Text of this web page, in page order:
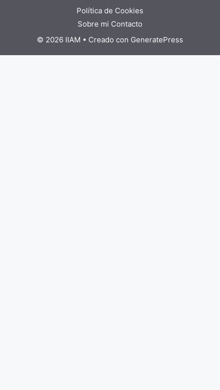
Política de Cookies
Sobre mi Contacto
© 2026 IIAM • Creado con GeneratePress